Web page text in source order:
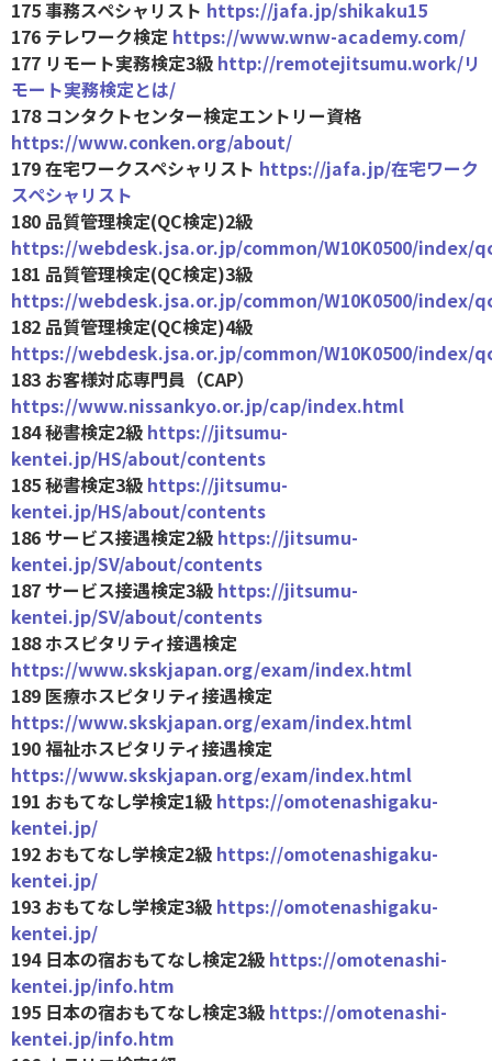
175 事務スペシャリスト https://jafa.jp/shikaku15
176 テレワーク検定 https://www.wnw-academy.com/
177 リモート実務検定3級 http://remotejitsumu.work/リ
モート実務検定とは/
178 コンタクトセンター検定エントリー資格
https://www.conken.org/about/
179 在宅ワークスペシャリスト https://jafa.jp/在宅ワーク
スペシャリスト
180 品質管理検定(QC検定)2級
https://webdesk.jsa.or.jp/common/W10K0500/index/
181 品質管理検定(QC検定)3級
https://webdesk.jsa.or.jp/common/W10K0500/index/
182 品質管理検定(QC検定)4級
https://webdesk.jsa.or.jp/common/W10K0500/index/
183 お客様対応専門員（CAP）
https://www.nissankyo.or.jp/cap/index.html
184 秘書検定2級 https://jitsumu-
kentei.jp/HS/about/contents
185 秘書検定3級 https://jitsumu-
kentei.jp/HS/about/contents
186 サービス接遇検定2級 https://jitsumu-
kentei.jp/SV/about/contents
187 サービス接遇検定3級 https://jitsumu-
kentei.jp/SV/about/contents
188 ホスピタリティ接遇検定
https://www.skskjapan.org/exam/index.html
189 医療ホスピタリティ接遇検定
https://www.skskjapan.org/exam/index.html
190 福祉ホスピタリティ接遇検定
https://www.skskjapan.org/exam/index.html
191 おもてなし学検定1級 https://omotenashigaku-
kentei.jp/
192 おもてなし学検定2級 https://omotenashigaku-
kentei.jp/
193 おもてなし学検定3級 https://omotenashigaku-
kentei.jp/
194 日本の宿おもてなし検定2級 https://omotenashi-
kentei.jp/info.htm
195 日本の宿おもてなし検定3級 https://omotenashi-
kentei.jp/info.htm